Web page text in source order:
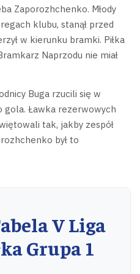
Zaporozhchenko. Młody
klubu, stanął przed
w kierunku bramki. Piłka
Naprzodu nie miał
Buga rzucili się w
gola. Ławka rezerwowych
tak, jakby zespół
był to
V Liga
Grupa 1